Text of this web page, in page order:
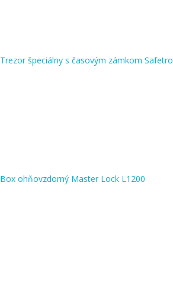
Trezor špeciálny s časovým zámkom
Box ohňovzdorný Master Lock L1200